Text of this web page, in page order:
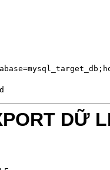
=mysql_target_db
DỮ